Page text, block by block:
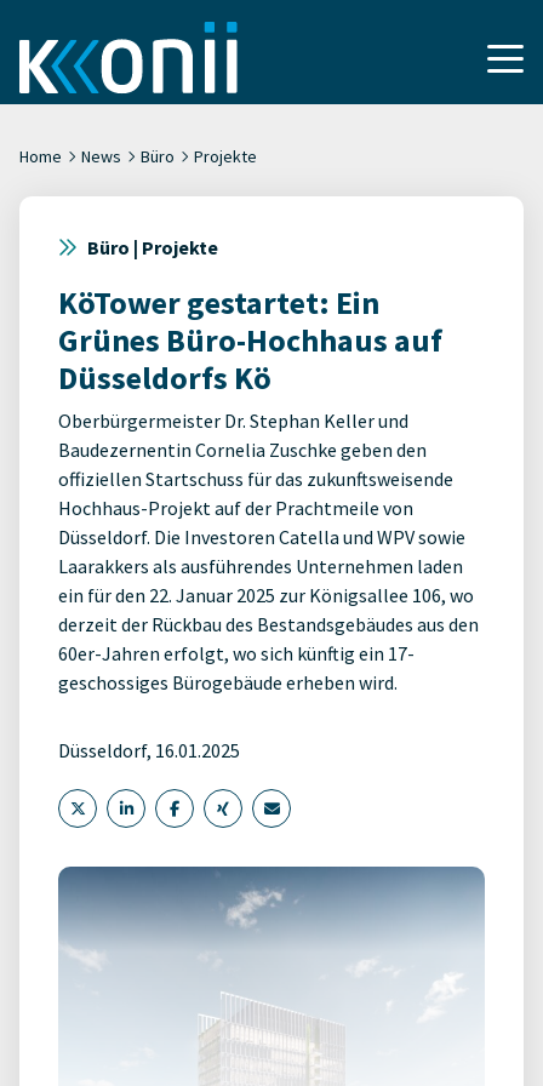
Home News Büro Projekte
Büro | Projekte
KöTower gestartet: Ein
Grünes Büro-Hochhaus auf
Düsseldorfs Kö
Oberbürgermeister Dr. Stephan Keller und
Baudezernentin Cornelia Zuschke geben den
offiziellen Startschuss für das zukunftsweisende
Hochhaus-Projekt auf der Prachtmeile von
Düsseldorf. Die Investoren Catella und WPV sowie
Laarakkers als ausführendes Unternehmen laden
ein für den 22. Januar 2025 zur Königsallee 106, wo
derzeit der Rückbau des Bestandsgebäudes aus den
60er-Jahren erfolgt, wo sich künftig ein 17-
geschossiges Bürogebäude erheben wird.
Düsseldorf, 16.01.2025